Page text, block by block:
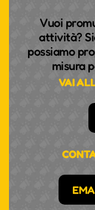
Vuoi
attività?
possiamo
misura
VAI